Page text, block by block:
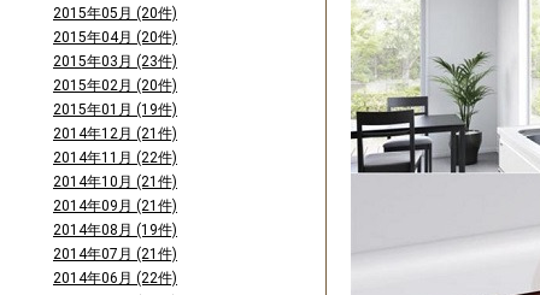
2015年05月 (20件)
2015年04月 (20件)
2015年03月 (23件)
2015年02月 (20件)
2015年01月 (19件)
2014年12月 (21件)
2014年11月 (22件)
2014年10月 (21件)
2014年09月 (21件)
2014年08月 (19件)
2014年07月 (21件)
2014年06月 (22件)